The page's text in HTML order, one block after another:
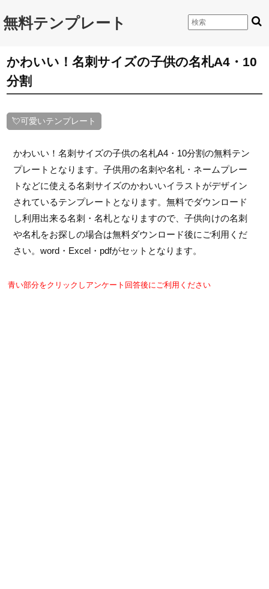
無料テンプレート
かわいい！名刺サイズの子供の名札A4・10
分割
💘可愛いテンプレート
かわいい！名刺サイズの子供の名札A4・10分割の無料テン
プレートとなります。子供用の名刺や名札・ネームプレー
トなどに使える名刺サイズのかわいいイラストがデザイン
されているテンプレートとなります。無料でダウンロード
し利用出来る名刺・名札となりますので、子供向けの名刺
や名札をお探しの場合は無料ダウンロード後にご利用くだ
さい。word・Excel・pdfがセットとなります。
青い部分をクリックしアンケート回答後にご利用ください